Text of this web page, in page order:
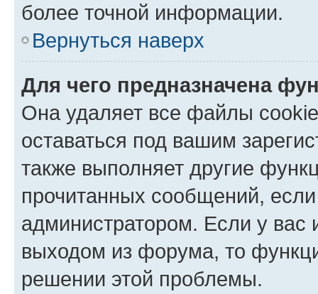
более точной информации.
Вернуться наверх
Для чего предназначена
Она удаляет все файлы
оставаться под вашим
также выполняет другие
прочитанных сообщений,
администратором. Если у
выходом из форума, то
решении этой проблемы.